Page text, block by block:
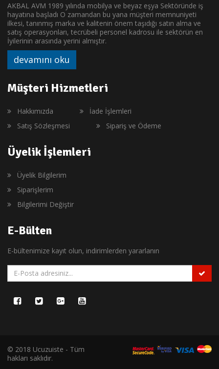
AKBAL AVM 1989 yılında mobilya ve beyaz eşya Sektöründe iş
hayatına başladı O zamandan bu yana müşteri memnuniyeti
ilkesi, tanınmış marka ve kalitenin önem taşıdığı satın alma ve
satış operasyonları, tecrübeli personel kadrosu ile sektörün en
İyilerinin arasında yerini almıştır.
devamını oku
Müşteri Hizmetleri
Hakkımızda
İade İşlemleri
Satış Sözleşmesi
Sipariş ve Ödeme
Üyelik İşlemleri
Üyelik Bilgilerim
Siparişlerim
Bilgilerimi Değiştir
E-Bülten
E-bültenimize kayıt olun, indirimlerden yararlanın
© 2018 Ucuzuiste - Tüm
hakları saklıdır.